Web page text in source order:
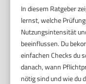
In diesem Ratgeber
lernst, welche
Nutzungsintensität
beeinflussen. Du
einfachen Checks du
danach, wann
nötig sind und wie du